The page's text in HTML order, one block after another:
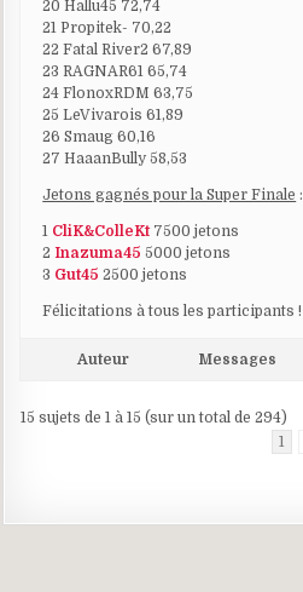
20 Hallu45 72,74
21 Propitek- 70,22
22 Fatal River2 67,89
23 RAGNAR61 65,74
24 FlonoxRDM 63,75
25 LeVivarois 61,89
26 Smaug 60,16
27 HaaanBully 58,53
Jetons gagnés pour la Super Finale :
1 CliK&ColleKt7500 jetons
2 Inazuma45 5000 jetons
3 Gut45 2500 jetons
Félicitations à tous les participants !
Auteur Messages
15 sujets de 1 à 15 (sur un total de 294)
1